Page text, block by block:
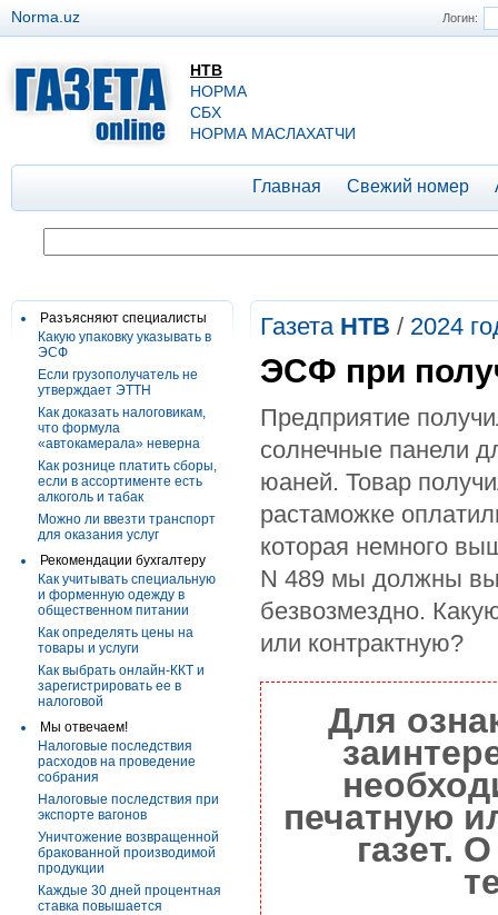
Логин:
Norma.uz
НТВ
НОРМА
СБХ
НОРМА МАСЛАХАТЧИ
Главная Свежий номер
Разъясняют специалисты
Какую упаковку указывать в
ЭСФ
Если грузополучатель не
утверждает ЭТТН
Как доказать налоговикам,
что формула
«автокамерала» неверна
Как рознице платить сборы,
если в ассортименте есть
алкоголь и табак
Можно ли ввезти транспорт
для оказания услуг
Рекомендации бухгалтеру
Как учитывать специальную
и форменную одежду в
общественном питании
Как определять цены на
товары и услуги
Как выбрать онлайн-ККТ и
зарегистрировать ее в
налоговой
Мы отвечаем!
Налоговые последствия
расходов на проведение
собрания
Налоговые последствия при
экспорте вагонов
Уничтожение возвращенной
бракованной производимой
продукции
Каждые 30 дней процентная
ставка повышается
Газета НТВ / 2024
ЭСФ при
Предприятие
солнечные панели
юаней. Товар
растаможке
которая немного
N 489 мы должны
безвозмездно.
или контрактную?
Для
печатную
газет.